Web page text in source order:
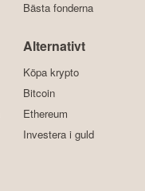
Bästa fonderna
Alternativt
Köpa krypto
Bitcoin
Ethereum
Investera i guld